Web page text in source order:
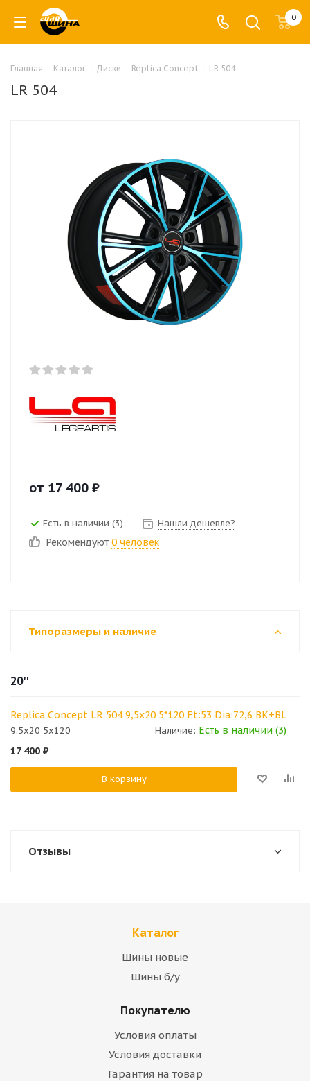
0
Главная - Каталог - Диски - Replica Concept - LR 504
LR 504
от 17 400 ₽
Есть в наличии (3) Нашли дешевле?
Рекомендуют 0 человек
Типоразмеры и наличие
20''
Replica Concept LR 504 9,5x20 5*120 Et:53 Dia:72,6 BK+BL
9.5x20 5x120 Наличие: Есть в наличии (3)
17 400 ₽
В корзину
Отзывы
Каталог
Шины новые
Шины б/у
Покупателю
Условия оплаты
Условия доставки
Гарантия на товар